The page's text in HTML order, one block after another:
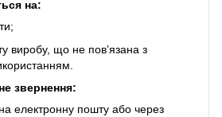
на:
виробу, що не пов’язана з
звернення:
електронну пошту або через